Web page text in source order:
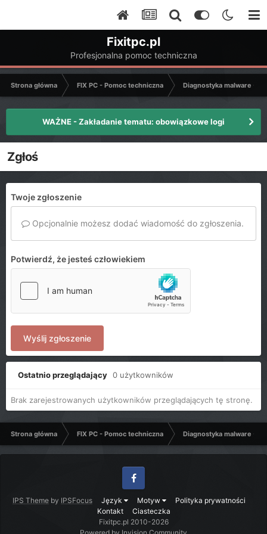
Fixitpc.pl
Profesjonalna pomoc techniczna
Strona główna FIX PC - Pomoc techniczna Diagnostyka malware -
WAŻNE - Zakładanie tematu: obowiązkowe logi
Zgłoś
Twoje zgłoszenie
Opcjonalnie możesz dodać wiadomość do zgłoszenia.
Potwierdź, że jesteś człowiekiem
Wyślij zgłoszenie
Ostatnio przeglądający 0 użytkowników
Brak zarejestrowanych użytkowników przeglądających tę stronę.
Strona główna FIX PC - Pomoc techniczna Diagnostyka malware -
IPS Theme by IPSFocus Język Motyw
Polityka prywatności
Kontakt
Ciasteczka
Facebook
Fixitpc.pl 2010-2026